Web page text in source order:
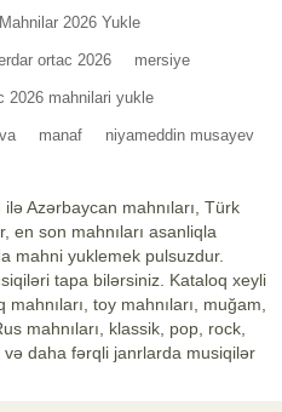
2026 Yukle
ortac 2026 mersiye
2026 mahnilari yukle
manaf niyameddin musayev
Azərbaycan mahnıları, Türk
en son mahnıları asanliqla
mahni yuklemek pulsuzdur.
tapa bilərsiniz. Kataloq xeyli
toy mahnıları, muğam,
mahnıları, klassik, pop, rock,
daha fərqli janrlarda musiqilər